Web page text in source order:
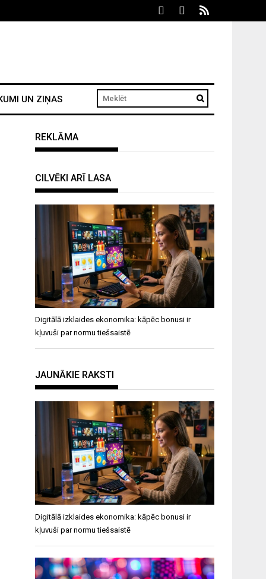
UN ZIŅAS
REKLĀMA
CILVĒKI ARĪ LASA
Digitālā izklaides ekonomika: kāpēc bonusi ir
kļuvuši par normu tiešsaistē
JAUNĀKIE RAKSTI
Digitālā izklaides ekonomika: kāpēc bonusi ir
kļuvuši par normu tiešsaistē